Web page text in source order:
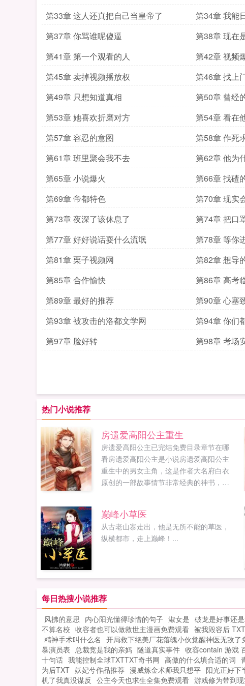
第33章 这人还真把自己当皇帝了
第34章 我能
第37章 你骂谁呢傻逼
第38章 现在
第41章 第一个观看的人
第42章 视频
第45章 卖掉视频播放权
第46章 找上
第49章 只想知道真相
第50章 曾经
第53章 她喜欢折磨对方
第54章 看在
第57章 容忍的意图
第58章 作死
第61章 班里聚会我不去
第62章 他为
第65章 小说爆火
第66章 找碴
第69章 帝都特色
第70章 现实
第73章 夜深了该休息了
第74章 把口
第77章 好好说话耍什么流氓
第78章 等你
第81章 栗子视频网 第82章 想导
第85章 合作愉快
第86章 高考
第89章 最好的推荐
第90章 心塞
第93章 被攻击的洛都文学网
第94章 你们
第97章 脸好转
第98章 考场
热门小说推荐
房遗爱高阳公主重生
房遗爱高阳公主已完结免费目录章节在哪
看房遗爱高阳公主是小说房遗爱高阳公主
重生中的男女主角，这是作者大名府白衣
原创的一部故事情节非常经典的神书，目
想到成为了史上第一窝囊驸马爷房遗爱。
一想到这个历史上头顶草原的驸马爷，重
生的房遗爱感觉生活对他太不友好了...
巅峰小草医
从古老山寨走出，他是无所不能的草医，
纵横都市，走上巅峰！...
每日热搜小说推荐
风拂的意思 内心阳光懂得珍惜的句子 淑女是 破龙是好事还
不算名校 收容者也可以做救世主漫画免费观看 被我毁容后 TXT
精神手术叫什么名 开局救下绝美厂花落魄小伙觉醒神医无敌了
暴演员表 总裁竞是我的亲妈 隧道真实事件 收容contain 游戏
十句话 我能控制全球TXTTXT奇书网 高傲的什么填合适的词
为后TXT 妖妃兮作品推荐 漫威炼金术师我只想平 阳光正好下
机了我真没谋反 公主今天也求生全集免费观看 游戏修为带到